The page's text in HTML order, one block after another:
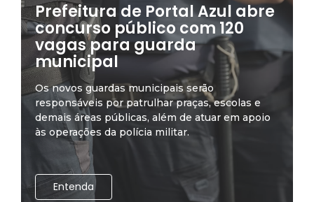
Prefeitura de Portal Azul abre
concurso público com 120
vagas para guarda
municipal
Os novos guardas municipais serão
responsáveis por patrulhar praças, escolas e
demais áreas públicas, além de atuar em apoio
às operações da polícia militar.
Entenda